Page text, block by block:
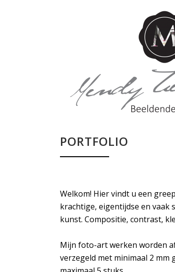
PORTFOLIO
Welkom! Hier vindt u een
krachtige, eigentijdse en
kunst. Compositie, contrast,
Mijn foto-art werken worden
verzegeld met minimaal 2 mm